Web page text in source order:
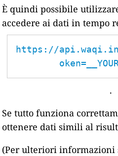
È quindi possibile
accedere ai dati in tempo
https://
.
Se tutto funziona
ottenere dati simili al
(Per ulteriori informazioni